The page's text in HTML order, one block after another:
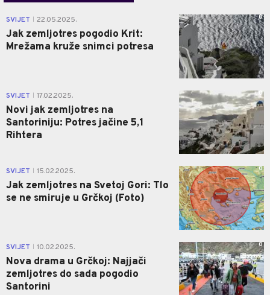
SVIJET 22.05.2025.
Jak zemljotres pogodio Krit:
Mrežama kruže snimci potresa
0
SVIJET 17.02.2025.
Novi jak zemljotres na
Santoriniju: Potres jačine 5,1
Rihtera
0
SVIJET 15.02.2025.
Jak zemljotres na Svetoj Gori: Tlo
se ne smiruje u Grčkoj (Foto)
0
SVIJET 10.02.2025.
Nova drama u Grčkoj: Najjači
zemljotres do sada pogodio
Santorini
0